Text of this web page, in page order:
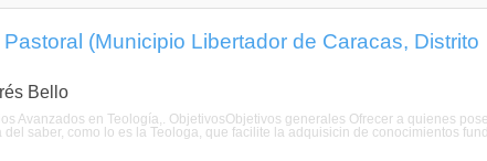
(Municipio Libertador de Caracas, Distrito
Bello
Avanzados en Teología,. ObjetivosObjetivos generales Ofrecer a quienes
saber, como lo es la Teologa, que facilite la adquisicin de conocimientos